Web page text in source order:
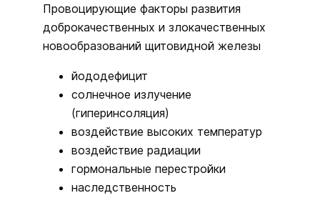
Провоцирующие факторы развития
доброкачественных и злокачественных
новообразований щитовидной железы
йододефицит
солнечное излучение
(гиперинсоляция)
воздействие высоких температур
воздействие радиации
гормональные перестройки
наследственность